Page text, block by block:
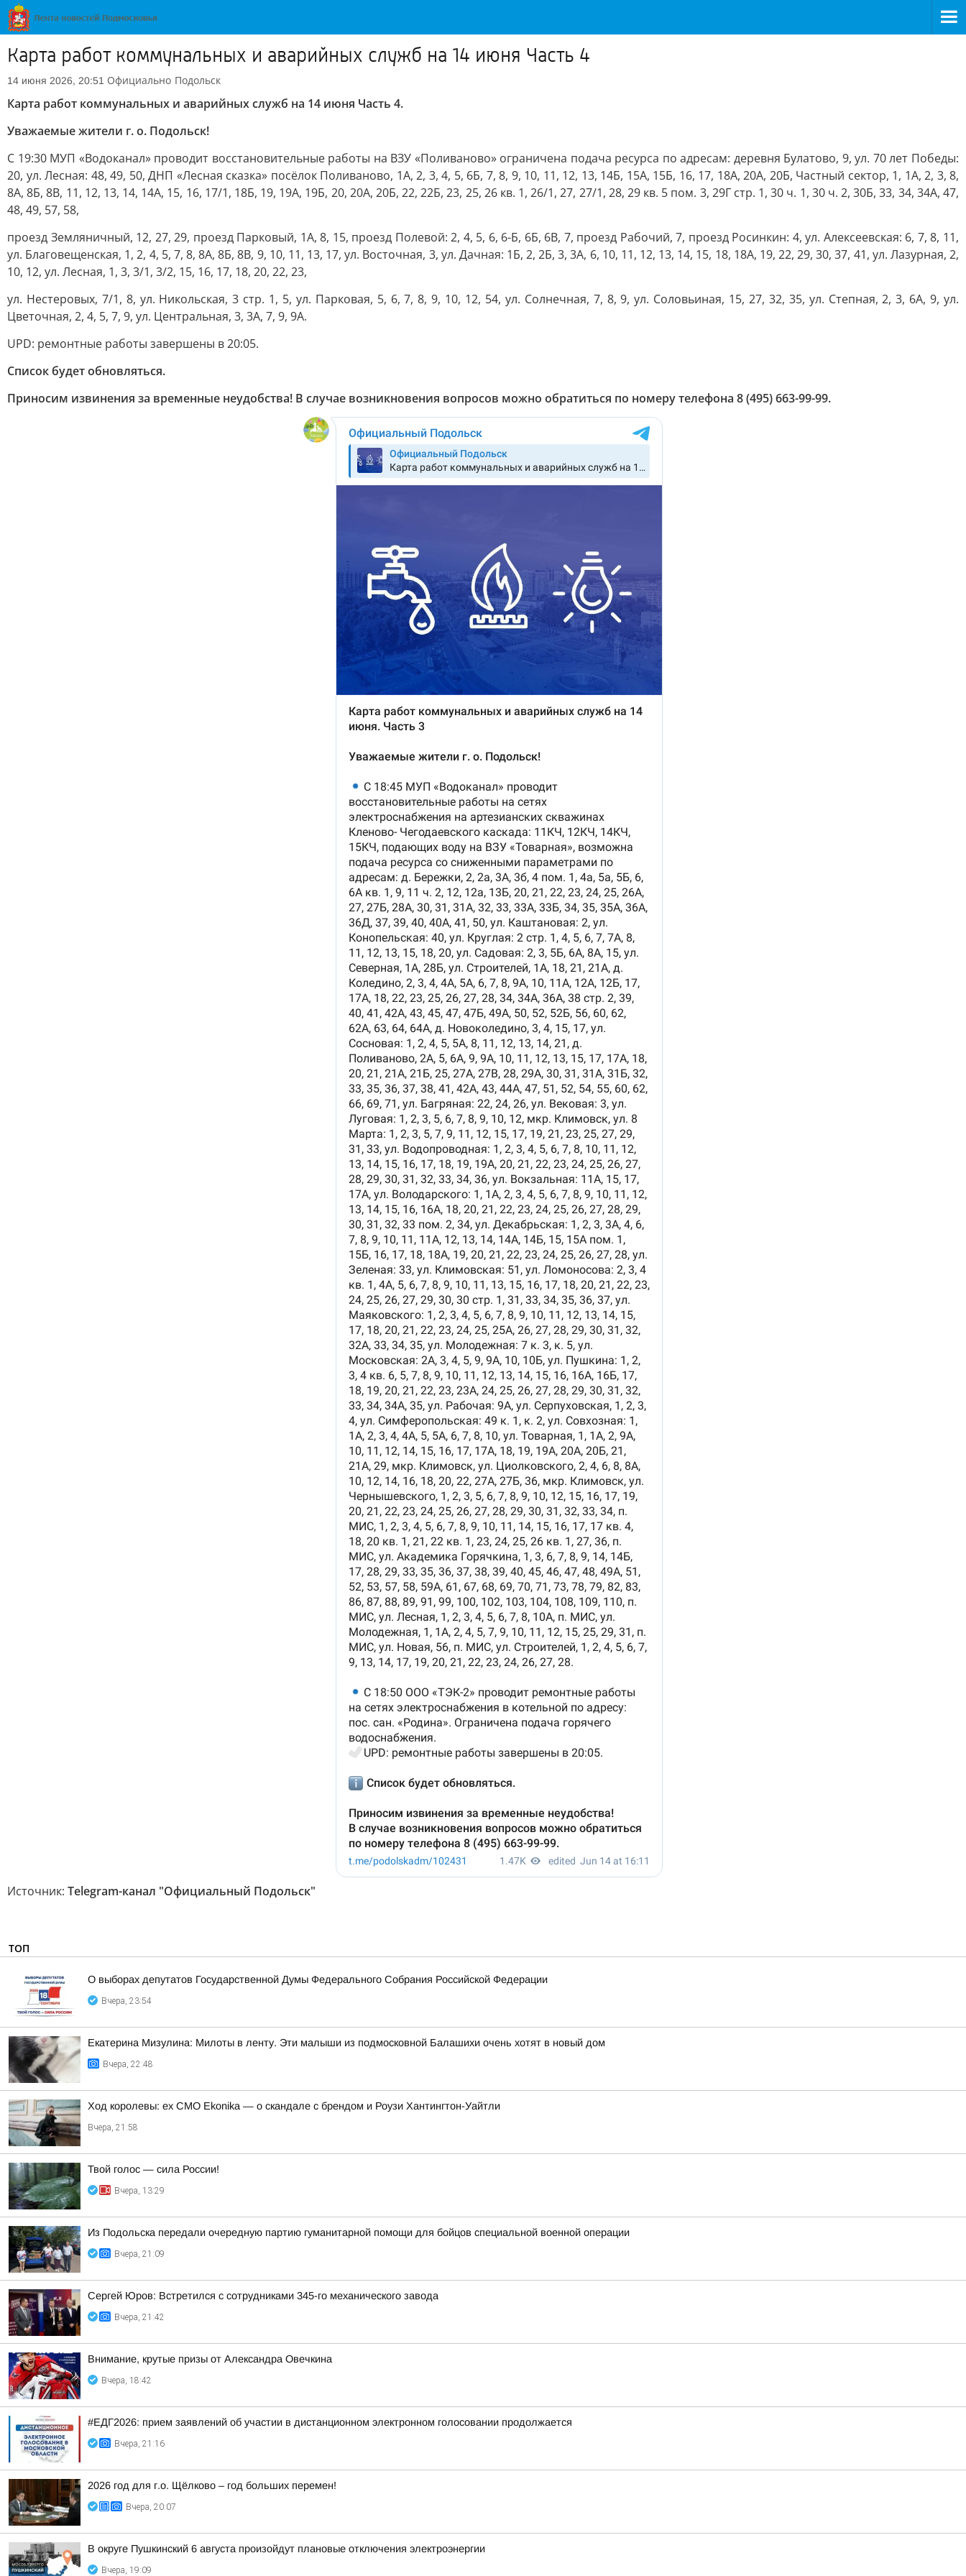
Карта работ коммунальных и аварийных служб на 14 июня Часть 4
14 июня 2026, 20:51 Официально Подольск
Карта работ коммунальных и аварийных служб на 14 июня Часть 4.
Уважаемые жители г. о. Подольск!
С 19:30 МУП «Водоканал» проводит восстановительные работы на ВЗУ «Поливаново» ограничена подача ресурса по адресам: деревня Булатово, 9, ул. 70 лет Победы:
20, ул. Лесная: 48, 49, 50, ДНП «Лесная сказка» посёлок Поливаново, 1А, 2, 3, 4, 5, 6Б, 7, 8, 9, 10, 11, 12, 13, 14Б, 15А, 15Б, 16, 17, 18А, 20А, 20Б, Частный сектор, 1, 1А, 2, 3, 8,
8А, 8Б, 8В, 11, 12, 13, 14, 14А, 15, 16, 17/1, 18Б, 19, 19А, 19Б, 20, 20А, 20Б, 22, 22Б, 23, 25, 26 кв. 1, 26/1, 27, 27/1, 28, 29 кв. 5 пом. 3, 29Г стр. 1, 30 ч. 1, 30 ч. 2, 30Б, 33, 34, 34А, 47,
48, 49, 57, 58,
проезд Земляничный, 12, 27, 29, проезд Парковый, 1А, 8, 15, проезд Полевой: 2, 4, 5, 6, 6-Б, 6Б, 6В, 7, проезд Рабочий, 7, проезд Росинкин: 4, ул. Алексеевская: 6, 7, 8, 11,
ул. Благовещенская, 1, 2, 4, 5, 7, 8, 8А, 8Б, 8В, 9, 10, 11, 13, 17, ул. Восточная, 3, ул. Дачная: 1Б, 2, 2Б, 3, 3А, 6, 10, 11, 12, 13, 14, 15, 18, 18А, 19, 22, 29, 30, 37, 41, ул. Лазурная, 2,
10, 12, ул. Лесная, 1, 3, 3/1, 3/2, 15, 16, 17, 18, 20, 22, 23,
ул. Нестеровых, 7/1, 8, ул. Никольская, 3 стр. 1, 5, ул. Парковая, 5, 6, 7, 8, 9, 10, 12, 54, ул. Солнечная, 7, 8, 9, ул. Соловьиная, 15, 27, 32, 35, ул. Степная, 2, 3, 6А, 9, ул.
Цветочная, 2, 4, 5, 7, 9, ул. Центральная, 3, 3А, 7, 9, 9А.
UPD: ремонтные работы завершены в 20:05.
Список будет обновляться.
Приносим извинения за временные неудобства! В случае возникновения вопросов можно обратиться по номеру телефона 8 (495) 663-99-99.
Источник: Telegram-канал "Официальный Подольск"
ТОП
О выборах депутатов Государственной Думы Федерального Собрания Российской Федерации
Вчера, 23:54
Екатерина Мизулина: Милоты в ленту. Эти малыши из подмосковной Балашихи очень хотят в новый дом
Вчера, 22:48
Ход королевы: ex CMO Ekonika — о скандале с брендом и Роузи Хантингтон-Уайтли
Вчера, 21:58
Твой голос — сила России!
Вчера, 13:29
Из Подольска передали очередную партию гуманитарной помощи для бойцов специальной военной операции
Вчера, 21:09
Сергей Юров: Встретился с сотрудниками 345-го механического завода
Вчера, 21:42
Внимание, крутые призы от Александра Овечкина
Вчера, 18:42
#ЕДГ2026: прием заявлений об участии в дистанционном электронном голосовании продолжается
Вчера, 21:16
2026 год для г.о. Щёлково – год больших перемен!
Вчера, 20:07
В округе Пушкинский 6 августа произойдут плановые отключения электроэнергии
Вчера, 19:09